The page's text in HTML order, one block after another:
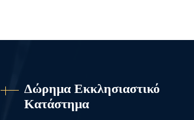
Δώρημα Εκκλησιαστικό
Κατάστημα